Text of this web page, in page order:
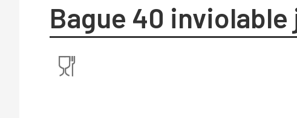
Bague 40